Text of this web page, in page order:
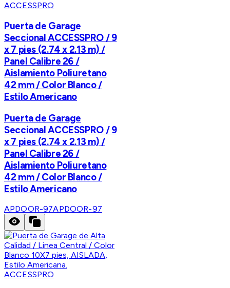
ACCESSPRO
Puerta de Garage
Seccional ACCESSPRO / 9
x 7 pies (2.74 x 2.13 m) /
Panel Calibre 26 /
Aislamiento Poliuretano
42 mm / Color Blanco /
Estilo Americano
Puerta de Garage
Seccional ACCESSPRO / 9
x 7 pies (2.74 x 2.13 m) /
Panel Calibre 26 /
Aislamiento Poliuretano
42 mm / Color Blanco /
Estilo Americano
APDOOR-97APDOOR-97
ACCESSPRO